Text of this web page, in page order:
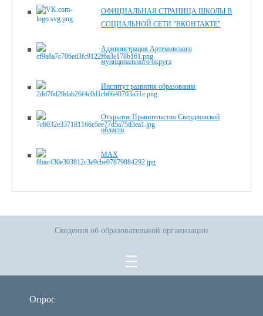
ОФИЦИАЛЬНАЯ СТРАНИЦА ШКОЛЫ В
СОЦИАЛЬНОЙ СЕТИ "ВКОНТАКТЕ"
Администрация Артемовского
муниципального округа
Институт развития образования
Открытое Правительство Свердловской
области
MAX
Сведения об образовательной организации
Опрос